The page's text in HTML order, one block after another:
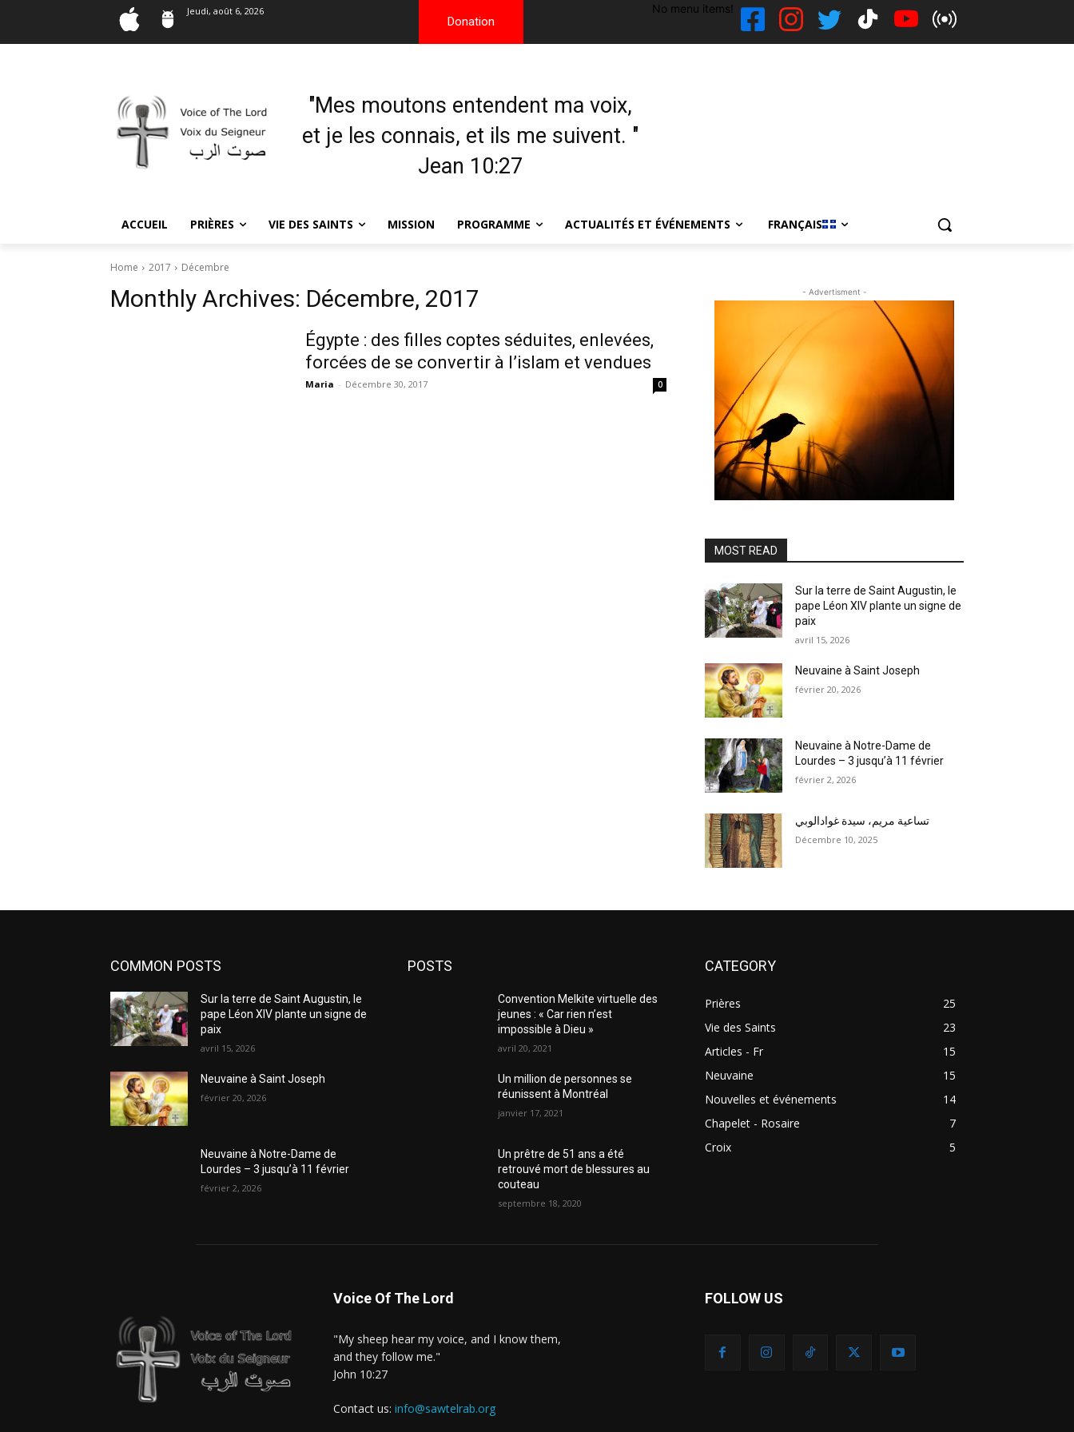
Jeudi, août 6, 2026
Donation
No menu items!
"Mes moutons entendent ma voix,
et je les connais, et ils me suivent. "
Jean 10:27
ACCUEIL PRIÈRES VIE DES SAINTS MISSION PROGRAMME ACTUALITÉS ET ÉVÉNEMENTS FRANÇAIS
Home 2017 Décembre
Monthly Archives: Décembre, 2017
Égypte : des filles coptes séduites, enlevées,
forcées de se convertir à l’islam et vendues
Maria - Décembre 30, 2017 0
- Advertisment -
MOST READ
Sur la terre de Saint Augustin, le
pape Léon XIV plante un signe de
paix
avril 15, 2026
Neuvaine à Saint Joseph
février 20, 2026
Neuvaine à Notre-Dame de
Lourdes – 3 jusqu’à 11 février
février 2, 2026
تساعية مريم، سيدة غوادالوبي
Décembre 10, 2025
COMMON POSTS
Sur la terre de Saint Augustin, le
pape Léon XIV plante un signe de
paix
avril 15, 2026
Neuvaine à Saint Joseph
février 20, 2026
Neuvaine à Notre-Dame de
Lourdes – 3 jusqu’à 11 février
février 2, 2026
POSTS
Convention Melkite virtuelle des
jeunes : « Car rien n’est
impossible à Dieu »
avril 20, 2021
Un million de personnes se
réunissent à Montréal
janvier 17, 2021
Un prêtre de 51 ans a été
retrouvé mort de blessures au
couteau
septembre 18, 2020
CATEGORY
Prières
25
Vie des Saints
23
Articles - Fr
15
Neuvaine
15
Nouvelles et événements
14
Chapelet - Rosaire
7
Croix
5
Voice Of The Lord
"My sheep hear my voice, and I know them,
and they follow me."
John 10:27
Contact us: info@sawtelrab.org
FOLLOW US